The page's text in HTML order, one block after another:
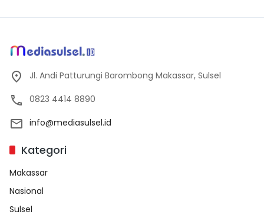
Jl. Andi Patturungi Barombong Makassar, Sulsel
0823 4414 8890
info@mediasulsel.id
Kategori
Makassar
Nasional
Sulsel